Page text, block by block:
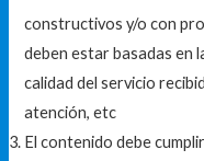
constructivos y/o con
deben estar basadas en
calidad del servicio
atención, etc
El contenido debe